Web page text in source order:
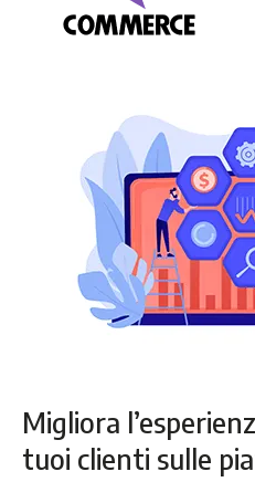
Migliora
tuoi clienti sulle